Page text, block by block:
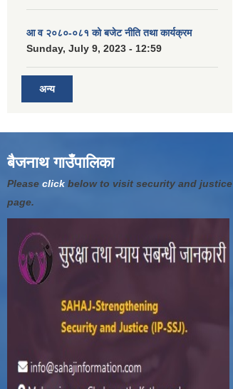
आ व २०८०-०८१ को बजेट नीति तथा कार्यक्रम
Sunday, July 9, 2023 - 12:59
अन्य
बैजनाथ गाउँपालिका
Please click below to visit security and justice
page.